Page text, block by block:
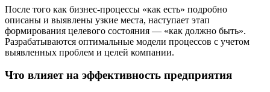
После того как бизнес-процессы «как есть» подробно
описаны и выявлены узкие места, наступает этап
формирования целевого состояния — «как должно быть».
Разрабатываются оптимальные модели процессов с учетом
выявленных проблем и целей компании.
Что влияет на эффективность предприятия